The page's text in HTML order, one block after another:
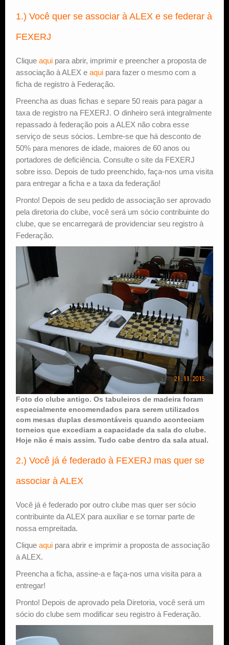
Estude Xadrez
1.) Você quer se associar à ALEX e se federar à
FEXERJ
Clique aqui para abrir, imprimir e preencher a proposta de
associação à ALEX e aqui para fazer o mesmo com a
ficha de registro à Federação.
Preencha as duas fichas e separe 50 reais para pagar a
taxa de registro na FEXERJ. O dinheiro será integralmente
repassado à federação pois a ALEX não cobra esse
serviço de seus sócios. Lembre-se que há desconto de
50% para menores de idade, maiores de 60 anos ou
portadores de deficiência. Consulte o site da FEXERJ
sobre isso. Depois de tudo preenchido, faça-nos uma visita
para entregar a ficha e a taxa da federação!
Pronto! Depois de seu pedido de associação ser aprovado
pela diretoria do clube, você será um sócio contribuinte do
clube, que se encarregará de providenciar seu registro à
Federação.
Foto do clube antigo. Os tabuleiros de madeira foram
especialmente encomendados para serem utilizados
com mesas duplas desmontáveis quando aconteciam
torneios que excediam a capacidade da sala do clube.
Hoje não é mais assim. Tudo cabe dentro da sala atual.
2.) Você já é federado à FEXERJ mas quer se
associar à ALEX
Você já é federado por outro clube mas quer ser sócio
contribuinte da ALEX para auxiliar e se tornar parte de
nossa empreitada.
Clique aqui para abrir e imprimir a proposta de associação
à ALEX.
Preencha a ficha, assine-a e faça-nos uma visita para a
entregar!
Pronto! Depois de aprovado pela Diretoria, você será um
sócio do clube sem modificar seu registro à Federação.